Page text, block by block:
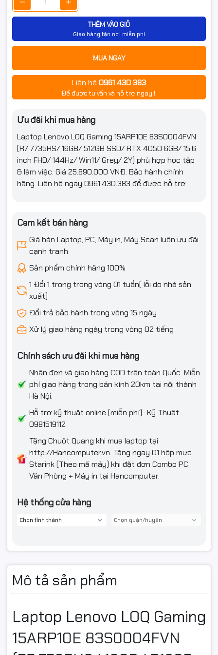
THÊM VÀO GIỎ
Giao hàng tận nơi miễn phí
MUA NGAY
Liên hệ 0961 430 383
Để được tư vấn và hỗ trợ ngay!!!
Ưu đãi khi mua hàng
Laptop Lenovo LOQ Gaming 15ARP10E 83S0004FVN
(R7 7735HS/ 16GB/ 512GB SSD/ RTX 4050 6GB/ 15.6
inch FHD/ 144Hz/ Win11/ Grey/ 2Y) phù hợp học tập
& làm việc. Giá 25.890.000 VNĐ. Bảo hành chính
hãng. Liên hệ ngay 0961.430.383 để được hỗ trợ.
Cam kết bán hàng
Giá bán Laptop, PC, Máy in, Máy Scan luôn ưu đãi
cạnh tranh
Sản phẩm chính hãng 100%
1 Đổi 1 trong trong vòng 01 tuần( lỗi do nhà sản
xuất)
Đổi trả bảo hành trong vòng 15 ngày
Xử lý giao hàng ngày trong vòng 02 tiếng
Chính sách ưu đãi khi mua hàng
Nhận đơn và giao hàng COD trên toàn Quốc. Miễn
phí giao hàng trong bán kính 20km tại nội thành
Hà Nội.
Hỗ trợ kỹ thuật online (miễn phí).: Kỹ Thuật :
0981519112
Tặng Chuột Quang khi mua laptop tại
http://Hancomputer.vn. Tặng ngay 01 hộp mực
Starink (Theo mã máy) khi đặt đơn Combo PC
Văn Phòng + Máy in tại Hancomputer.
Hệ thống cửa hàng
Mô tả sản phẩm
Laptop Lenovo LOQ Gaming
15ARP10E 83S0004FVN
hình
Kết nối không dây Wi-Fi® 6, 11ax 2x2 + BT5.2
(Lan/Wireless)
2x USB-A (USB 5Gbps / USB 3.2 Gen 1)
1x USB-C® (USB 5Gbps / USB 3.2 Gen 1), data
1x HDMI® 2.1, up to 8K/60Hz
1x Headphone / microphone combo jack
(3.5mm)
1x Ethernet (RJ-45)
1x Card reader
1x Power connector
Tính năng
Đèn bàn phím Có
Tính năng đặc biệt Không
Phần mềm
Hệ điều hành Windows 11 Home
Thông số pin 4 cell
Màu sắc Luna Grey
Chất liệu PC + ABS (Top), PC + ABS (Bottom)
Bảo hành
Mô tả khác White Backlit, English